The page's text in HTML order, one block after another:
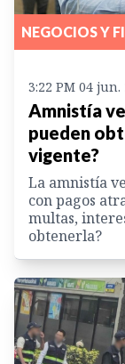
NEGOCIOS Y
3:22 PM 04 jun.
Amnistía
pueden
vigente?
La amnistía
con pagos
multas,
obtenerla?